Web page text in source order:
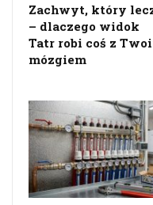
Zachwyt, który
– dlaczego widok
Tatr robi coś z
mózgiem